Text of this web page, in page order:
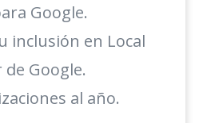
Google.
inclusión en Local
Google.
al año.